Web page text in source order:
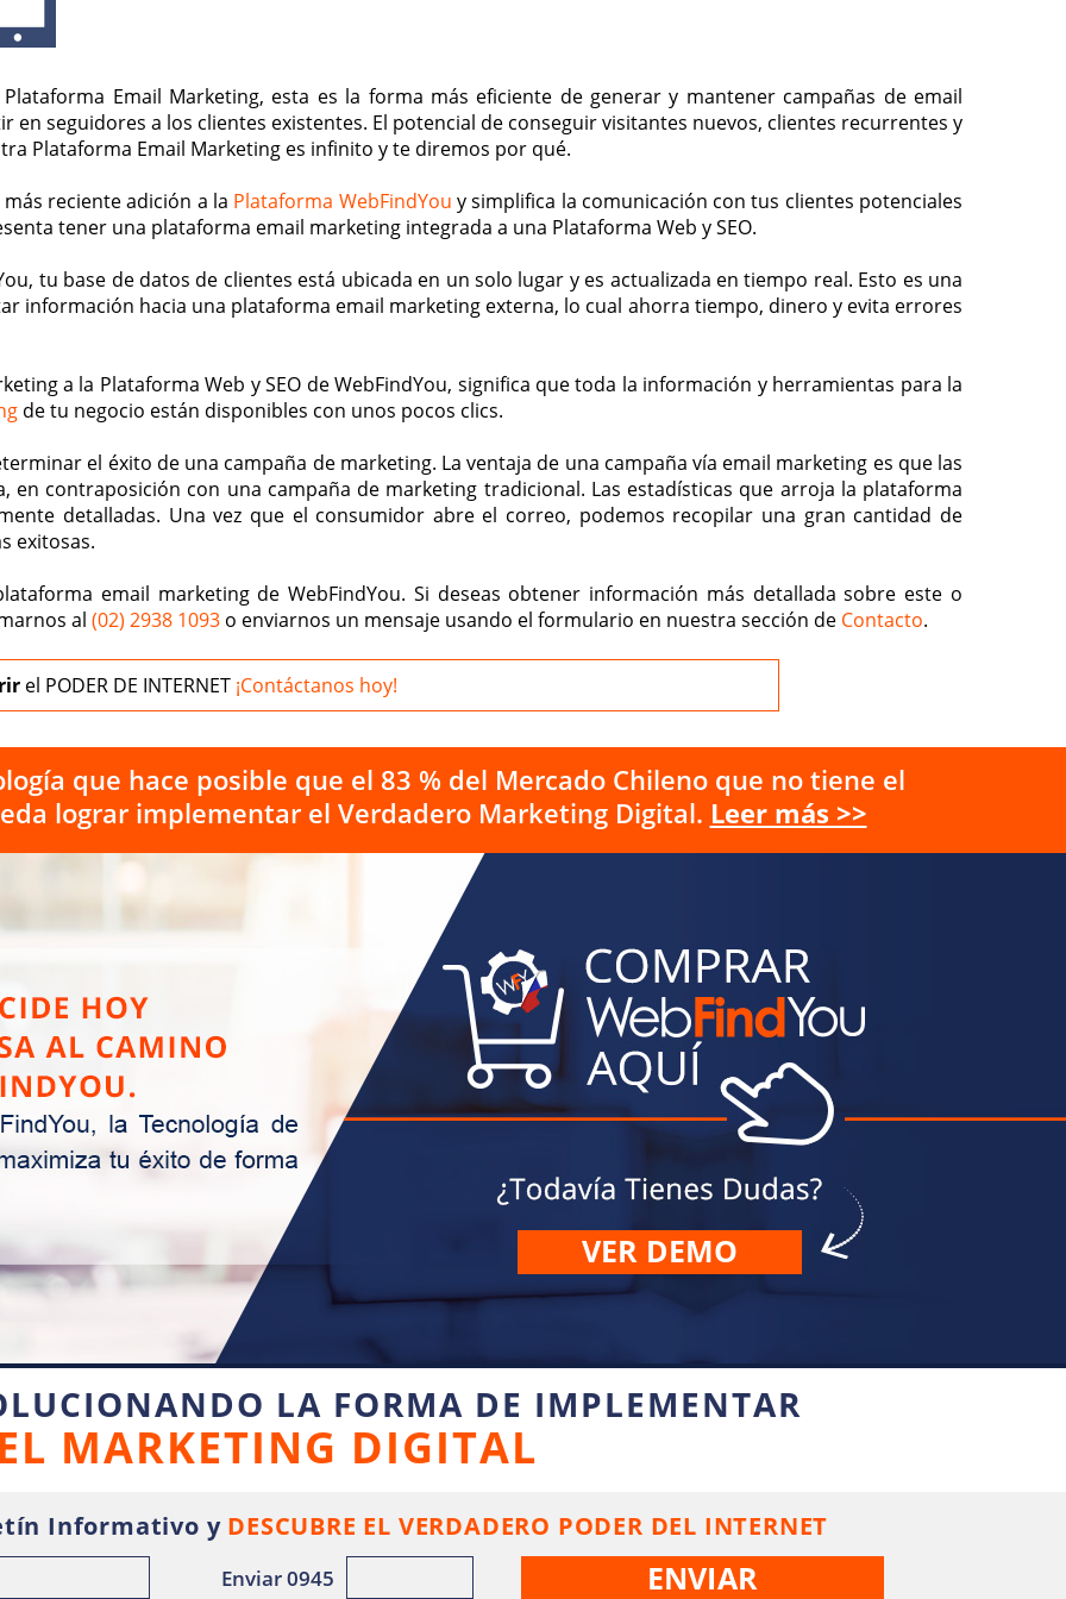
Email Marketing, esta es la forma más eficiente de generar y mantener campañas de email
seguidores a los clientes existentes. El potencial de conseguir visitantes nuevos, clientes recurrentes y
Plataforma Email Marketing es infinito y te diremos por qué.
reciente adición a la Plataforma WebFindYou y simplifica la comunicación con tus clientes potenciales
tener una plataforma email marketing integrada a una Plataforma Web y SEO.
tu base de datos de clientes está ubicada en un solo lugar y es actualizada en tiempo real. Esto es una
información hacia una plataforma email marketing externa, lo cual ahorra tiempo, dinero y evita errores
a la Plataforma Web y SEO de WebFindYou, significa que toda la información y herramientas para la
de tu negocio están disponibles con unos pocos clics.
el éxito de una campaña de marketing. La ventaja de una campaña vía email marketing es que las
en contraposición con una campaña de marketing tradicional. Las estadísticas que arroja la plataforma
detalladas. Una vez que el consumidor abre el correo, podemos recopilar una gran cantidad de
exitosas.
email marketing de WebFindYou. Si deseas obtener información más detallada sobre este o
al (02) 2938 1093 o enviarnos un mensaje usando el formulario en nuestra sección de Contacto.
el PODER DE INTERNET ¡Contáctanos hoy!
que hace posible que el 83 % del Mercado Chileno que no tiene el
lograr implementar el Verdadero Marketing Digital. Leer más >>
VER DEMO
LA FORMA DE IMPLEMENTAR
MARKETING DIGITAL
Informativo y DESCUBRE EL VERDADERO PODER DEL INTERNET
Enviar 0945